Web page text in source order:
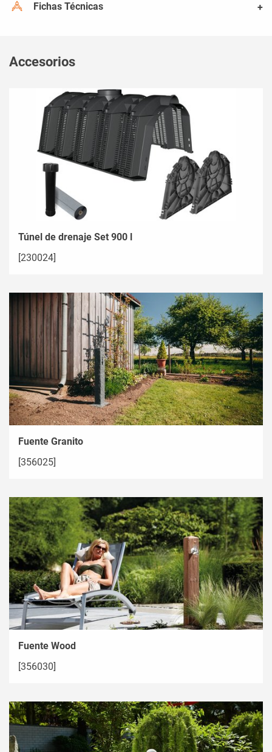
Fichas Técnicas
Accesorios
Túnel de drenaje Set 900 l
[230024]
Fuente Granito
[356025]
Fuente Wood
[356030]